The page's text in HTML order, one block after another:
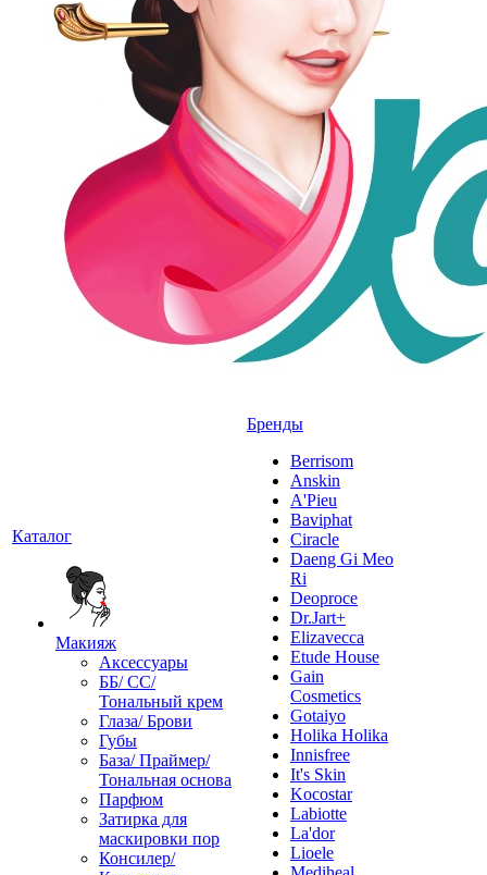
Каталог
Макияж
Аксессуары
ББ/ СС/
Тональный крем
Глаза/ Брови
Губы
База/ Праймер/
Тональная основа
Парфюм
Затирка для
маскировки пор
Консилер/
Бренды
Berrisom
Anskin
A'Pieu
Baviphat
Ciracle
Daeng Gi Meo
Ri
Deoproce
Dr.Jart+
Elizavecca
Etude House
Gain
Cosmetics
Gotaiyo
Holika Holika
Innisfree
It's Skin
Kocostar
Labiotte
La'dor
Lioele